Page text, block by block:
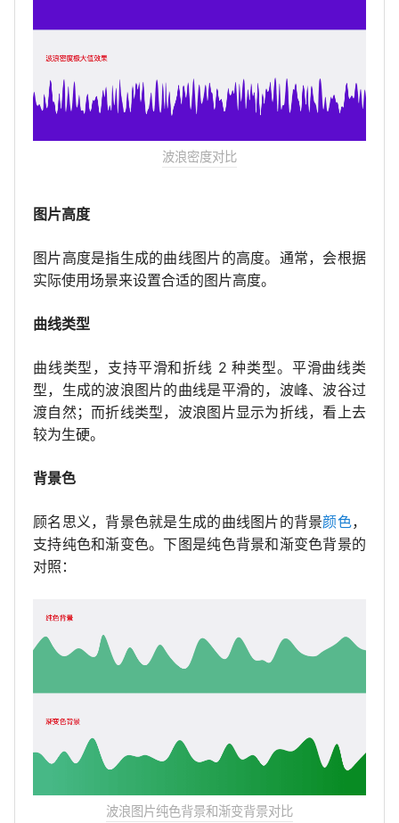
波浪密度对比
图片高度
图片高度是指生成的曲线图片的高度。通常，会根据
实际使用场景来设置合适的图片高度。
曲线类型
曲线类型，支持平滑和折线 2 种类型。平滑曲线类
型，生成的波浪图片的曲线是平滑的，波峰、波谷过
渡自然；而折线类型，波浪图片显示为折线，看上去
较为生硬。
背景色
顾名思义，背景色就是生成的曲线图片的背景颜色，
支持纯色和渐变色。下图是纯色背景和渐变色背景的
对照：
波浪图片纯色背景和渐变背景对比